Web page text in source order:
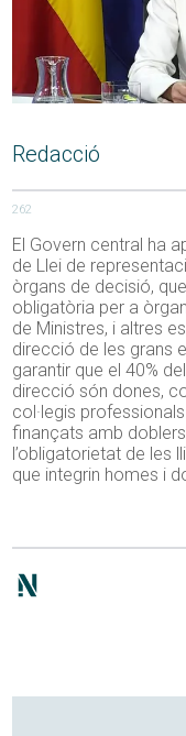
Redacció
262
El Govern central ha
de Llei de
òrgans de decisió,
obligatòria per a
de Ministres, i altres
direcció de les grans
garantir que el 40%
direcció són dones,
col·legis
finançats amb
l’obligatorietat de les
que integrin homes i